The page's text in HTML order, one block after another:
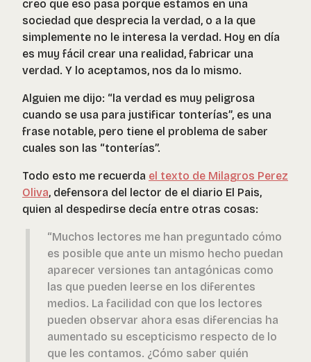
creo que eso pasa porque estamos en una
sociedad que desprecia la verdad, o a la que
simplemente no le interesa la verdad. Hoy en día
es muy fácil crear una realidad, fabricar una
verdad. Y lo aceptamos, nos da lo mismo.
Alguien me dijo: “la verdad es muy peligrosa
cuando se usa para justificar tonterías”, es una
frase notable, pero tiene el problema de saber
cuales son las “tonterías”.
Todo esto me recuerda el texto de Milagros Perez
Oliva, defensora del lector de el diario El Pais,
quien al despedirse decía entre otras cosas:
“Muchos lectores me han preguntado cómo
es posible que ante un mismo hecho puedan
aparecer versiones tan antagónicas como
las que pueden leerse en los diferentes
medios. La facilidad con que los lectores
pueden observar ahora esas diferencias ha
aumentado su escepticismo respecto de lo
que les contamos. ¿Cómo saber quién